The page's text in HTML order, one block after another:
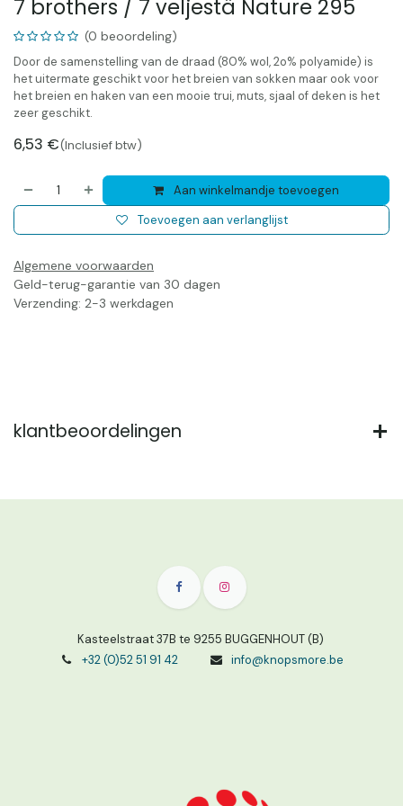
7 brothers / 7 veljestä Nature 295
(0 beoordeling)
Door de samenstelling van de draad (80% wol, 2o% polyamide) is
het uitermate geschikt voor het breien van sokken maar ook voor
het breien en haken van een mooie trui, muts, sjaal of deken is het
zeer geschikt.
6,53 €(Inclusief btw)
Aan winkelmandje toevoegen
Toevoegen aan verlanglijst
Algemene voorwaarden
Geld-terug-garantie van 30 dagen
Verzending: 2-3 werkdagen
klantbeoordelingen
Kasteelstraat 37B te 9255 BUGGENHOUT (B)
+32 (0)52 51 91 42
info@knopsmore.be